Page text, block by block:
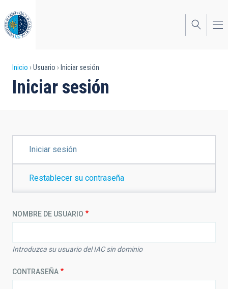
al
contenido
principal
Sobrescribir
enlaces
la
navegación
Inicio Usuario Iniciar sesión
Iniciar sesión
PRINCIPALES
Iniciar sesión
Restablecer su contraseña
NOMBRE DE USUARIO
Introduzca su usuario del IAC sin dominio
CONTRASEÑA